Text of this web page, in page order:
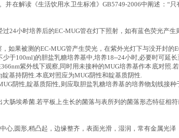
并在解读《生活饮用水卫生标准》GB5749-2006中阐述：“
24小时培养后的EC-MUG管在灯下照射，如有蓝色荧光产生
如果被测的EC-MUG管产生荧光，在紫外光灯下与没开封的
于100ml)的胆盐乳糖培养基中,培养18--24小时,必要时可延长
紫外线下观察,同时用未接种的MUG培养基作本底对照.
基持阴性.本底对照应为MUG阴性和靛基质阴性.
阴性,靛基质阳性,则应取胆盐乳糖培养基的培养物划线接
肠埃希菌.若平板上生长的菌落与表所列的菌落形态特征相
心,圆形,稍凸起，边缘整齐，表面光滑，湿润，常有金属光泽